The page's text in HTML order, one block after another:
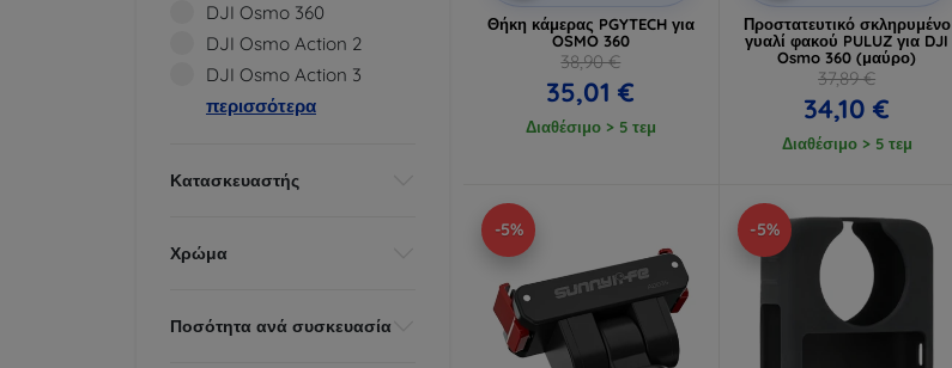
DJI Osmo 360
DJI Osmo Action 2
DJI Osmo Action 3
περισσότερα
Κατασκευαστής
Χρώμα
Ποσότητα ανά συσκευασία
Θήκη κάμερας PGYTECH για
OSMO 360
38,90 €
35,01 €
Διαθέσιμο > 5 τεμ
Προστατευτικό σκληρυμένο
γυαλί φακού PULUZ για DJI
Osmo 360 (μαύρο)
37,89 €
34,10 €
Διαθέσιμο > 5 τεμ
-5% -5%